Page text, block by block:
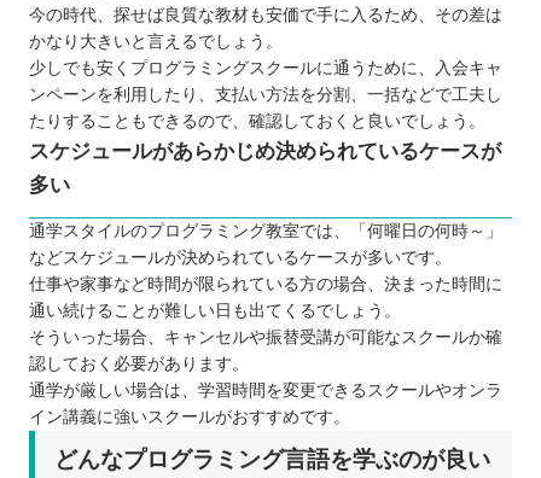
今の時代、探せば良質な教材も安価で手に入るため、その差は
かなり大きいと言えるでしょう。
少しでも安くプログラミングスクールに通うために、入会キャ
ンペーンを利用したり、支払い方法を分割、一括などで工夫し
たりすることもできるので、確認しておくと良いでしょう。
スケジュールがあらかじめ決められているケースが
多い
通学スタイルのプログラミング教室では、「何曜日の何時～」
などスケジュールが決められているケースが多いです。
仕事や家事など時間が限られている方の場合、決まった時間に
通い続けることが難しい日も出てくるでしょう。
そういった場合、キャンセルや振替受講が可能なスクールか確
認しておく必要があります。
通学が厳しい場合は、学習時間を変更できるスクールやオンラ
イン講義に強いスクールがおすすめです。
どんなプログラミング言語を学ぶのが良い